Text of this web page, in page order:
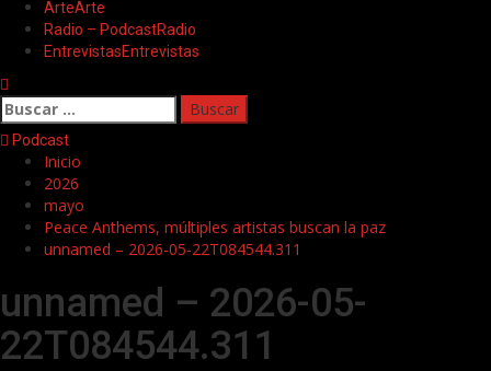
ArteArte
Radio – PodcastRadio
EntrevistasEntrevistas
Buscar:
Podcast
Inicio
2026
mayo
Peace Anthems, múltiples artistas buscan la paz
unnamed – 2026-05-22T084544.311
unnamed – 2026-05-
22T084544.311